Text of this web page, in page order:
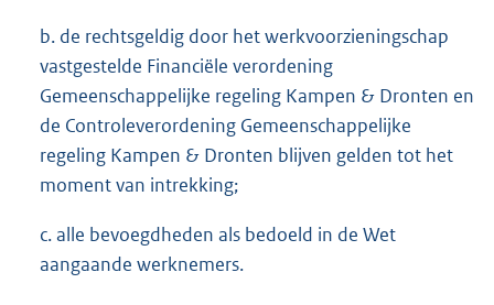
b. de rechtsgeldig door het werkvoorzieningschap
vastgestelde Financiële verordening
Gemeenschappelijke regeling Kampen & Dronten en
de Controleverordening Gemeenschappelijke
regeling Kampen & Dronten blijven gelden tot het
moment van intrekking;
c. alle bevoegdheden als bedoeld in de Wet
aangaande werknemers.